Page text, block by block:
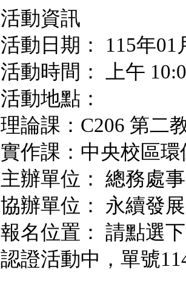
活動資訊
活動日期： 115年01
活動時間： 上午
活動地點：
理論課：C206 第二
實作課：中央校區
主辦單位： 總務處
協辦單位： 永續發
報名位置： 請點選
認證活動中，單號